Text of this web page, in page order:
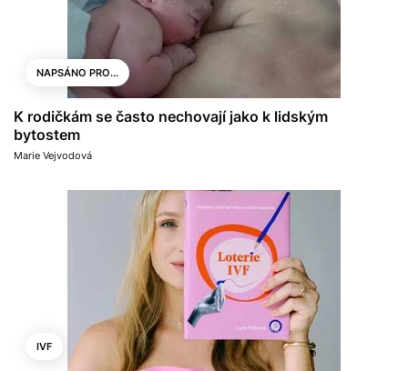
NAPSÁNO PRO...
K rodičkám se často nechovají jako k lidským
bytostem
Marie Vejvodová
IVF